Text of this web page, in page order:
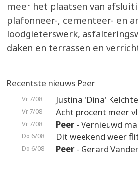
meer het plaatsen van
plafonneer-, cementeer- en
loodgieterswerk,
daken en terrassen en
Recentste nieuws Peer
Vr 7/08 Justina 'Dina'
Vr 7/08 Acht procent meer
Vr 7/08 Peer- Vernieuwd
Do 6/08 Dit weekend weer
Do 6/08 Peer- Gerard